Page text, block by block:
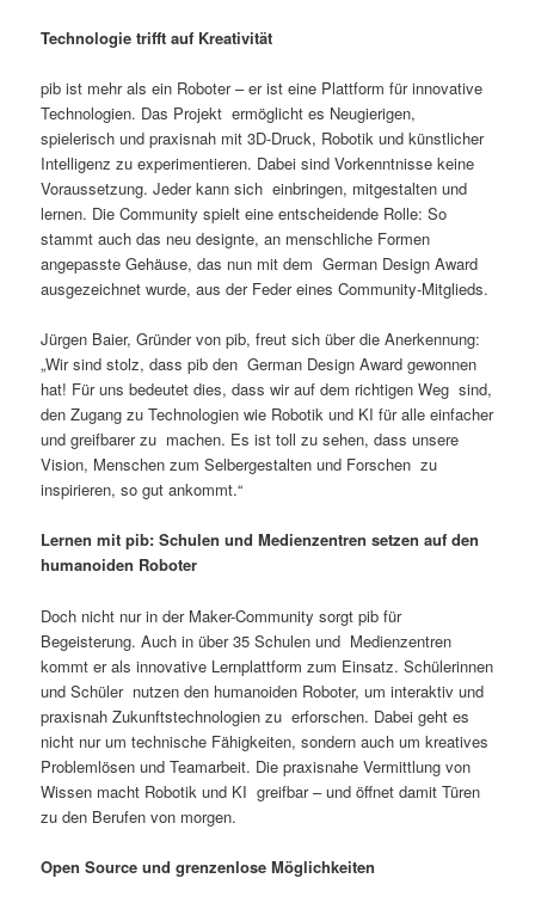
Technologie trifft auf Kreativität
pib ist mehr als ein Roboter – er ist eine Plattform für innovative
Technologien. Das Projekt ermöglicht es Neugierigen,
spielerisch und praxisnah mit 3D-Druck, Robotik und künstlicher
Intelligenz zu experimentieren. Dabei sind Vorkenntnisse keine
Voraussetzung. Jeder kann sich einbringen, mitgestalten und
lernen. Die Community spielt eine entscheidende Rolle: So
stammt auch das neu designte, an menschliche Formen
angepasste Gehäuse, das nun mit dem German Design Award
ausgezeichnet wurde, aus der Feder eines Community-Mitglieds.
Jürgen Baier, Gründer von pib, freut sich über die Anerkennung:
„Wir sind stolz, dass pib den German Design Award gewonnen
hat! Für uns bedeutet dies, dass wir auf dem richtigen Weg sind,
den Zugang zu Technologien wie Robotik und KI für alle einfacher
und greifbarer zu machen. Es ist toll zu sehen, dass unsere
Vision, Menschen zum Selbergestalten und Forschen zu
inspirieren, so gut ankommt.“
Lernen mit pib: Schulen und Medienzentren setzen auf den
humanoiden Roboter
Doch nicht nur in der Maker-Community sorgt pib für
Begeisterung. Auch in über 35 Schulen und Medienzentren
kommt er als innovative Lernplattform zum Einsatz. Schülerinnen
und Schüler nutzen den humanoiden Roboter, um interaktiv und
praxisnah Zukunftstechnologien zu erforschen. Dabei geht es
nicht nur um technische Fähigkeiten, sondern auch um kreatives
Problemlösen und Teamarbeit. Die praxisnahe Vermittlung von
Wissen macht Robotik und KI greifbar – und öffnet damit Türen
zu den Berufen von morgen.
Open Source und grenzenlose Möglichkeiten